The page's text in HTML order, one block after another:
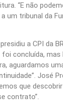
“E não
um tribunal da
a CPI da
foi concluída, mas
aguardamos
José
que
contrato”.